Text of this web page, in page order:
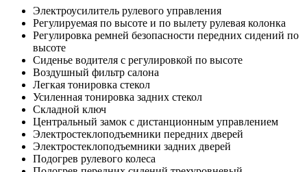
Электроусилитель рулевого управления
Регулируемая по высоте и по вылету рулевая колонка
Регулировка ремней безопасности передних сидений по
высоте
Сиденье водителя с регулировкой по высоте
Воздушный фильтр салона
Легкая тонировка стекол
Усиленная тонировка задних стекол
Складной ключ
Центральный замок с дистанционным управлением
Электростеклоподъемники передних дверей
Электростеклоподъемники задних дверей
Подогрев рулевого колеса